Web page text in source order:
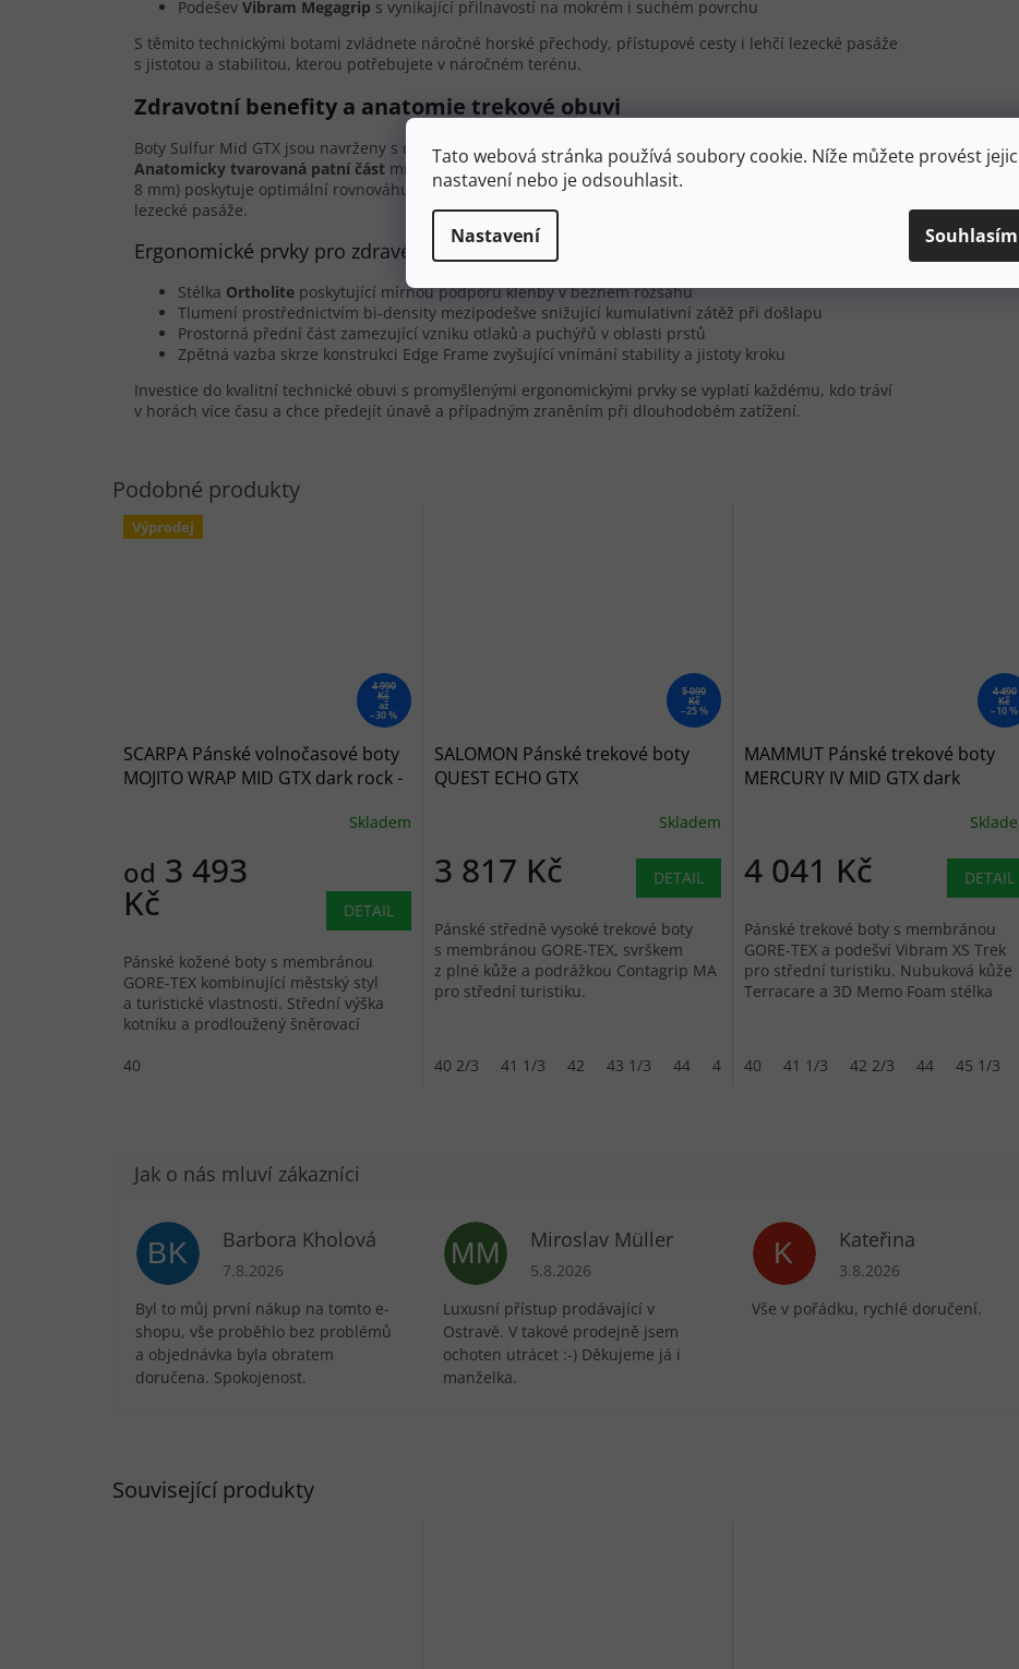
Tato webová stránka používá soubory cookie. Níže můžete provést
nastavení nebo je odsouhlasit.
Nastavení Souhlasím
Související produkty
Podešev Vibram Megagrip s vynikající přilnavostí na mokrém i suchém povrchu
S těmito technickými botami zvládnete náročné horské přechody, přístupové cesty i lehčí lezecké pasáže
s jistotou a stabilitou, kterou potřebujete v náročném terénu.
Zdravotní benefity a anatomie trekové obuvi
Boty Sulfur Mid GTX jsou navrženy s důrazem na dlouhodobé zdraví nohou při náročných aktivitách.
Anatomicky tvarovaná patní část minimalizuje riziko nestability kotníku. Středně vysoký zdvih paty (drop
8 mm) poskytuje optimální rovnováhu mezi snížením zátěže kotníku a zachováním flexibility potřebné pro
lezecké pasáže.
Ergonomické prvky pro zdravé nohy v terénu
Stélka Ortholite poskytující mírnou podporu klenby v běžném rozsahu
Tlumení prostřednictvím bi-density mezipodešve snižující kumulativní zátěž při došlapu
Prostorná přední část zamezující vzniku otlaků a puchýřů v oblasti prstů
Zpětná vazba skrze konstrukci Edge Frame zvyšující vnímání stability a jistoty kroku
Investice do kvalitní technické obuvi s promyšlenými ergonomickými prvky se vyplatí každému, kdo tráví
v horách více času a chce předejít únavě a případným zraněním při dlouhodobém zatížení.
Výprodej
4 990
Kč
až
–30 %
SCARPA Pánské volnočasové boty
MOJITO WRAP MID GTX dark rock -
Skladem
od 3 493
Kč DETAIL
Pánské kožené boty s membránou
GORE-TEX kombinující městský styl
a turistické vlastnosti. Střední výška
kotníku a prodloužený šněrovací
40
5 090
Kč
–25 %
SALOMON Pánské trekové boty
QUEST ECHO GTX
Skladem
3 817 Kč DETAIL
Pánské středně vysoké trekové boty
s membránou GORE-TEX, svrškem
z plné kůže a podrážkou Contagrip MA
pro střední turistiku.
40 2/3 41 1/3 42 43 1/3 44 44 2/3 45 1/3 46 46 2/3 47 1/3
4 490
Kč
–10 %
MAMMUT Pánské trekové boty
MERCURY IV MID GTX dark
4 041 Kč DETAIL
Pánské trekové boty s membránou
GORE-TEX a podešví Vibram XS Trek
pro střední turistiku. Nubuková kůže
Terracare a 3D Memo Foam stélka
40 41 1/3 42 2/3 44 45 1/3
BK Barbora Kholová
Hodnocení obchodu je 5 z 5 hvězdiček.
7.8.2026
Byl to můj první nákup na tomto e-
shopu, vše proběhlo bez problémů
a objednávka byla obratem
doručena. Spokojenost.
MM Miroslav Müller
Hodnocení obchodu je 5 z 5 hvězdiček.
5.8.2026
Luxusní přístup prodávající v
Ostravě. V takové prodejně jsem
ochoten utrácet :-) Děkujeme já i
manželka.
K Kateřina
Hodnocení obchodu je
3.8.2026
Vše v pořádku, rychlé doručení.